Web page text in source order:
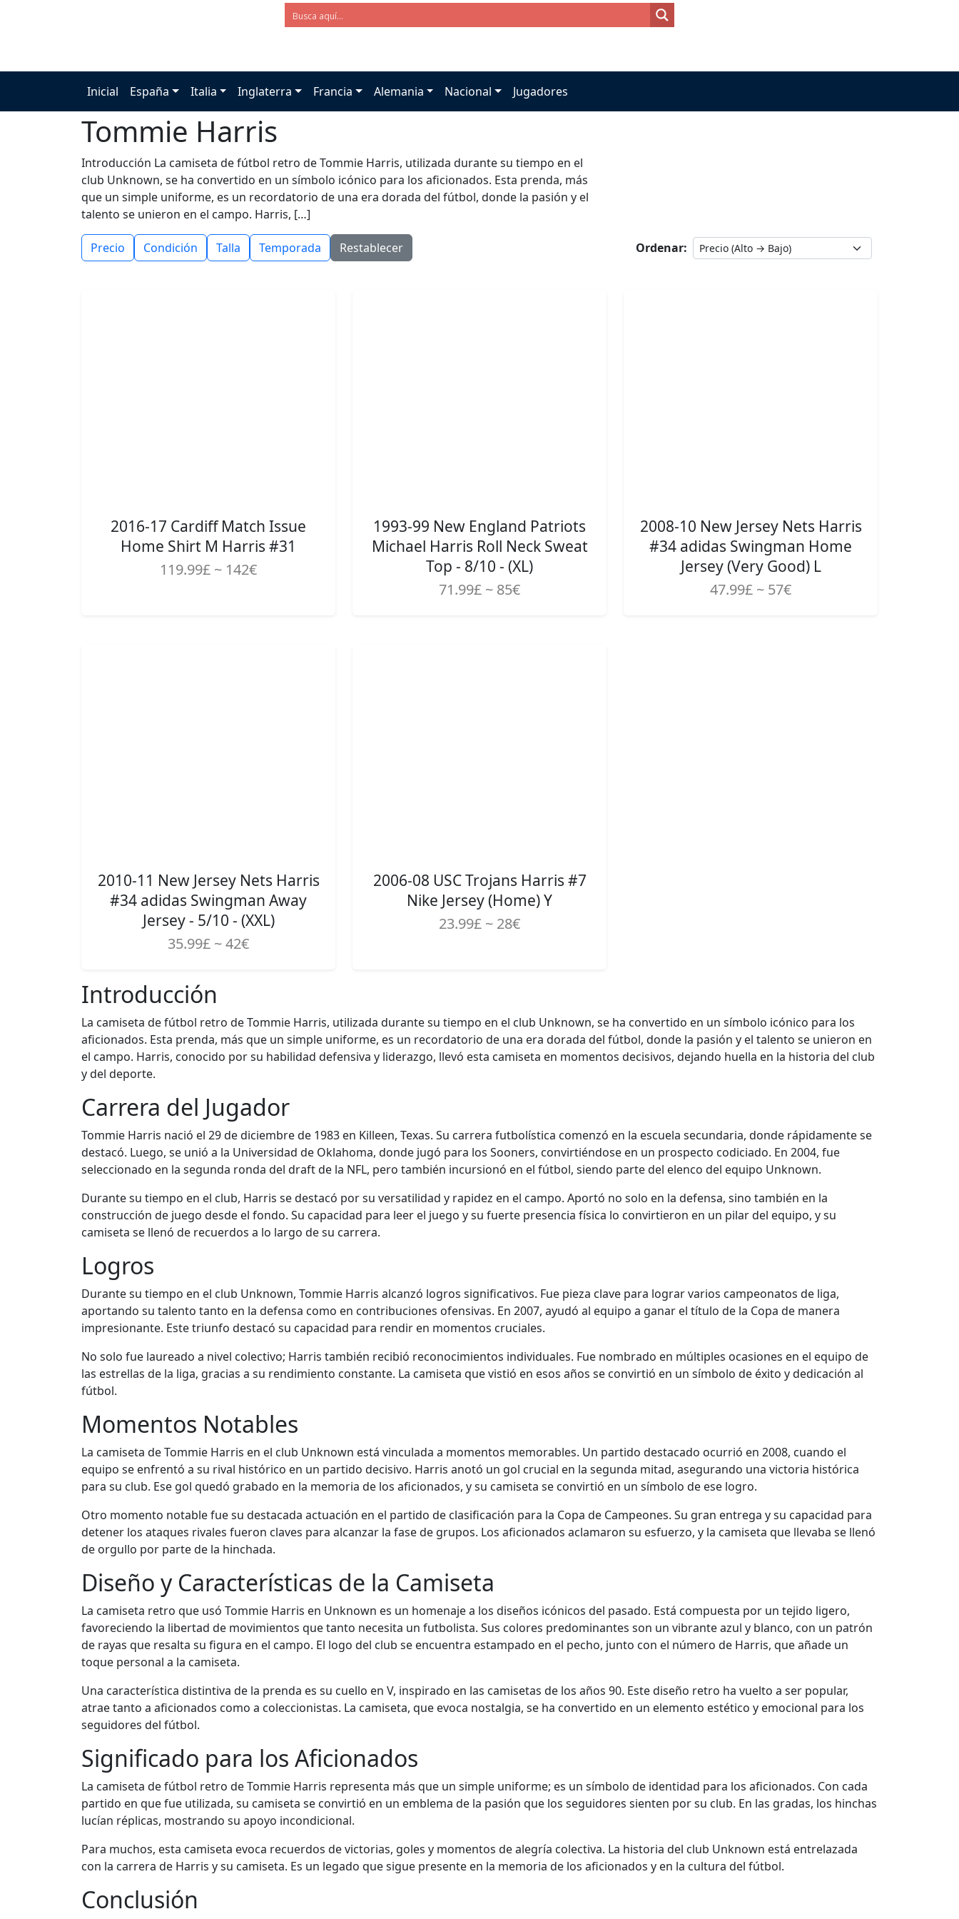
Inicial España Italia Inglaterra Francia Alemania Nacional Jugadores
Tommie Harris
Introducción La camiseta de fútbol retro de Tommie Harris, utilizada durante su tiempo en el
club Unknown, se ha convertido en un símbolo icónico para los aficionados. Esta prenda, más
que un simple uniforme, es un recordatorio de una era dorada del fútbol, donde la pasión y el
talento se unieron en el campo. Harris, […]
Precio Condición Talla Temporada Restablecer Ordenar:
2016-17 Cardiff Match Issue
Home Shirt M Harris #31
119.99£ ~ 142€
1993-99 New England Patriots
Michael Harris Roll Neck Sweat
Top - 8/10 - (XL)
71.99£ ~ 85€
2008-10 New Jersey Nets Harris
#34 adidas Swingman Home
Jersey (Very Good) L
47.99£ ~ 57€
2010-11 New Jersey Nets Harris
#34 adidas Swingman Away
Jersey - 5/10 - (XXL)
35.99£ ~ 42€
2006-08 USC Trojans Harris #7
Nike Jersey (Home) Y
23.99£ ~ 28€
Introducción
La camiseta de fútbol retro de Tommie Harris, utilizada durante su tiempo en el club Unknown, se ha convertido en un símbolo icónico para los
aficionados. Esta prenda, más que un simple uniforme, es un recordatorio de una era dorada del fútbol, donde la pasión y el talento se unieron en
el campo. Harris, conocido por su habilidad defensiva y liderazgo, llevó esta camiseta en momentos decisivos, dejando huella en la historia del club
y del deporte.
Carrera del Jugador
Tommie Harris nació el 29 de diciembre de 1983 en Killeen, Texas. Su carrera futbolística comenzó en la escuela secundaria, donde rápidamente se
destacó. Luego, se unió a la Universidad de Oklahoma, donde jugó para los Sooners, convirtiéndose en un prospecto codiciado. En 2004, fue
seleccionado en la segunda ronda del draft de la NFL, pero también incursionó en el fútbol, siendo parte del elenco del equipo Unknown.
Durante su tiempo en el club, Harris se destacó por su versatilidad y rapidez en el campo. Aportó no solo en la defensa, sino también en la
construcción de juego desde el fondo. Su capacidad para leer el juego y su fuerte presencia física lo convirtieron en un pilar del equipo, y su
camiseta se llenó de recuerdos a lo largo de su carrera.
Logros
Durante su tiempo en el club Unknown, Tommie Harris alcanzó logros significativos. Fue pieza clave para lograr varios campeonatos de liga,
aportando su talento tanto en la defensa como en contribuciones ofensivas. En 2007, ayudó al equipo a ganar el título de la Copa de manera
impresionante. Este triunfo destacó su capacidad para rendir en momentos cruciales.
No solo fue laureado a nivel colectivo; Harris también recibió reconocimientos individuales. Fue nombrado en múltiples ocasiones en el equipo de
las estrellas de la liga, gracias a su rendimiento constante. La camiseta que vistió en esos años se convirtió en un símbolo de éxito y dedicación al
fútbol.
Momentos Notables
La camiseta de Tommie Harris en el club Unknown está vinculada a momentos memorables. Un partido destacado ocurrió en 2008, cuando el
equipo se enfrentó a su rival histórico en un partido decisivo. Harris anotó un gol crucial en la segunda mitad, asegurando una victoria histórica
para su club. Ese gol quedó grabado en la memoria de los aficionados, y su camiseta se convirtió en un símbolo de ese logro.
Otro momento notable fue su destacada actuación en el partido de clasificación para la Copa de Campeones. Su gran entrega y su capacidad para
detener los ataques rivales fueron claves para alcanzar la fase de grupos. Los aficionados aclamaron su esfuerzo, y la camiseta que llevaba se llenó
de orgullo por parte de la hinchada.
Diseño y Características de la Camiseta
La camiseta retro que usó Tommie Harris en Unknown es un homenaje a los diseños icónicos del pasado. Está compuesta por un tejido ligero,
favoreciendo la libertad de movimientos que tanto necesita un futbolista. Sus colores predominantes son un vibrante azul y blanco, con un patrón
de rayas que resalta su figura en el campo. El logo del club se encuentra estampado en el pecho, junto con el número de Harris, que añade un
toque personal a la camiseta.
Una característica distintiva de la prenda es su cuello en V, inspirado en las camisetas de los años 90. Este diseño retro ha vuelto a ser popular,
atrae tanto a aficionados como a coleccionistas. La camiseta, que evoca nostalgia, se ha convertido en un elemento estético y emocional para los
seguidores del fútbol.
Significado para los Aficionados
La camiseta de fútbol retro de Tommie Harris representa más que un simple uniforme; es un símbolo de identidad para los aficionados. Con cada
partido en que fue utilizada, su camiseta se convirtió en un emblema de la pasión que los seguidores sienten por su club. En las gradas, los hinchas
lucían réplicas, mostrando su apoyo incondicional.
Para muchos, esta camiseta evoca recuerdos de victorias, goles y momentos de alegría colectiva. La historia del club Unknown está entrelazada
con la carrera de Harris y su camiseta. Es un legado que sigue presente en la memoria de los aficionados y en la cultura del fútbol.
Conclusión